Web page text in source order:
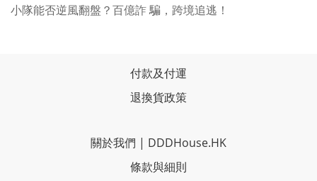
小隊能否逆風翻盤？百億詐 騙，跨境追逃！
付款及付運
退換貨政策
關於我們 | DDDHouse.HK
條款與細則